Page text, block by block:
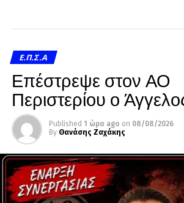
Ε.Π.Σ.Α
Επέστρεψε στον ΑΟ
Περιστερίου ο
Published 1 ώρα ago on 08/08/2026
By Θανάσης Ζαχάκης